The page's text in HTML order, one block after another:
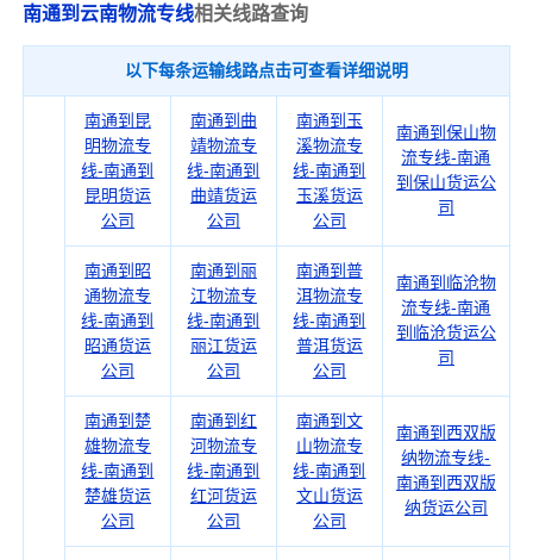
南通到云南物流专线相关线路查询
以下每条运输线路点击可查看详细说明
南通到昆
明物流专
线-南通到
昆明货运
公司
南通到曲
靖物流专
线-南通到
曲靖货运
公司
南通到玉
溪物流专
线-南通到
玉溪货运
公司
南通到保山物
流专线-南通
到保山货运公
司
南通到昭
通物流专
线-南通到
昭通货运
公司
南通到丽
江物流专
线-南通到
丽江货运
公司
南通到普
洱物流专
线-南通到
普洱货运
公司
南通到临沧物
流专线-南通
到临沧货运公
司
南通到楚
雄物流专
线-南通到
楚雄货运
公司
南通到红
河物流专
线-南通到
红河货运
公司
南通到文
山物流专
线-南通到
文山货运
公司
南通到西双版
纳物流专线-
南通到西双版
纳货运公司